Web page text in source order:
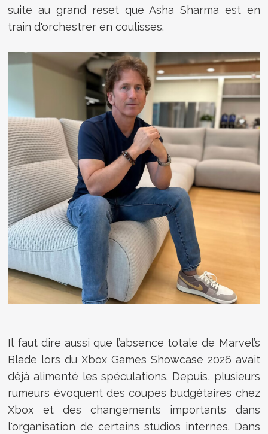
suite au grand reset que Asha Sharma est en
train d'orchestrer en coulisses.
Il faut dire aussi que l’absence totale de Marvel’s
Blade lors du Xbox Games Showcase 2026 avait
déjà alimenté les spéculations. Depuis, plusieurs
rumeurs évoquent des coupes budgétaires chez
Xbox et des changements importants dans
l'organisation de certains studios internes. Dans